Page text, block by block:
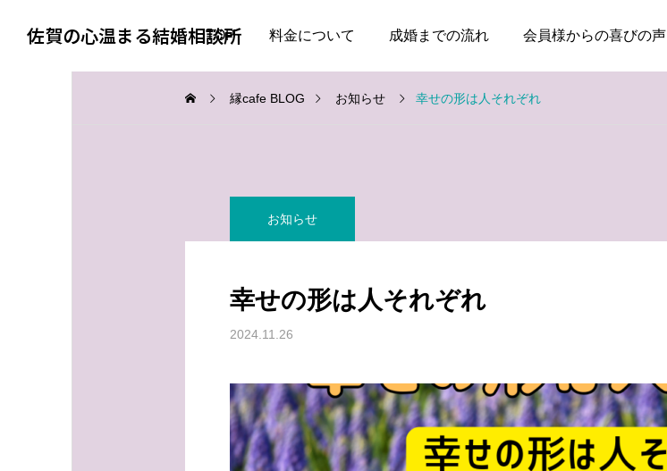
佐賀の心温まる結婚相談所
TOP 料金について 成婚までの流れ 会員様からの喜びの声
る
縁cafe BLOG お知らせ 幸せの形は人それぞれ
お知らせ
幸せの形は人それぞれ
2024.11.26